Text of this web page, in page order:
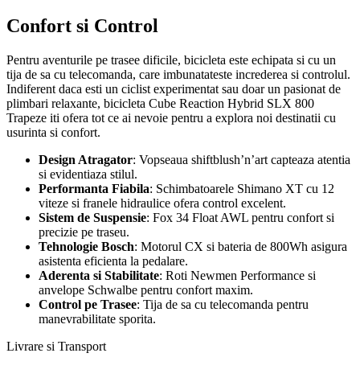
Confort si Control
Pentru aventurile pe trasee dificile, bicicleta este echipata si cu un
tija de sa cu telecomanda, care imbunatateste increderea si controlul.
Indiferent daca esti un ciclist experimentat sau doar un pasionat de
plimbari relaxante, bicicleta Cube Reaction Hybrid SLX 800
Trapeze iti ofera tot ce ai nevoie pentru a explora noi destinatii cu
usurinta si confort.
Design Atragator: Vopseaua shiftblush’n’art capteaza atentia
si evidentiaza stilul.
Performanta Fiabila: Schimbatoarele Shimano XT cu 12
viteze si franele hidraulice ofera control excelent.
Sistem de Suspensie: Fox 34 Float AWL pentru confort si
precizie pe traseu.
Tehnologie Bosch: Motorul CX si bateria de 800Wh asigura
asistenta eficienta la pedalare.
Aderenta si Stabilitate: Roti Newmen Performance si
anvelope Schwalbe pentru confort maxim.
Control pe Trasee: Tija de sa cu telecomanda pentru
manevrabilitate sporita.
Livrare si Transport